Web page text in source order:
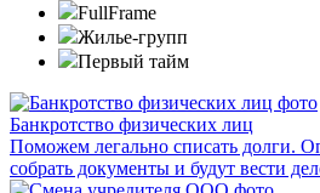
FullFrame
Жилье-групп
Первый тайм
Банкротство физических лиц
Поможем легально списать долги.
собрать документы и будут вести